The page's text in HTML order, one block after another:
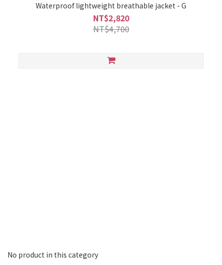
Waterproof lightweight breathable jacket - G
NT$2,820
NT$4,700
No product in this category